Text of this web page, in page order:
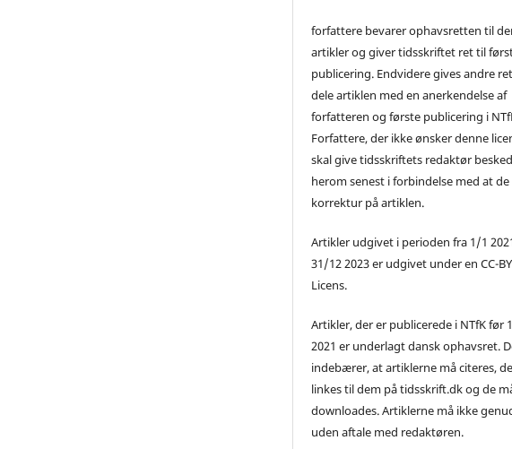
forfattere bevarer ophavsretten til
artikler og giver tidsskriftet ret til
publicering. Endvidere gives andre
dele artiklen med en anerkendelse af
forfatteren og første publicering i
Forfattere, der ikke ønsker denne
skal give tidsskriftets redaktør besked
herom senest i forbindelse med at
korrektur på artiklen.
Artikler udgivet i perioden fra 1/1
31/12 2023 er udgivet under en CC-
Licens.
Artikler, der er publicerede i NTfK før
2021 er underlagt dansk ophavsret.
indebærer, at artiklerne må citeres,
linkes til dem på tidsskrift.dk og de
downloades. Artiklerne må ikke
uden aftale med redaktøren.